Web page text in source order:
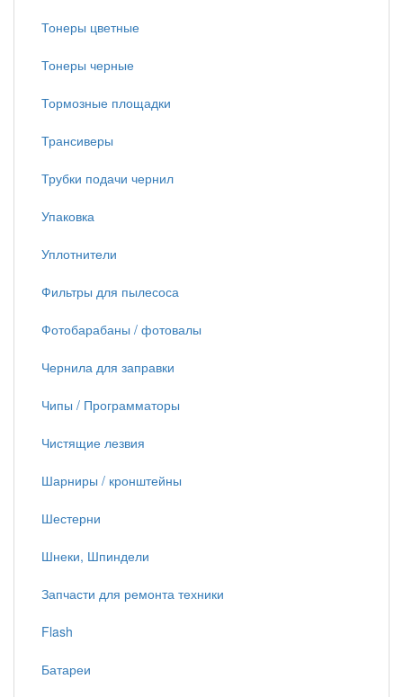
Тонеры цветные
Тонеры черные
Тормозные площадки
Трансиверы
Трубки подачи чернил
Упаковка
Уплотнители
Фильтры для пылесоса
Фотобарабаны / фотовалы
Чернила для заправки
Чипы / Программаторы
Чистящие лезвия
Шарниры / кронштейны
Шестерни
Шнеки, Шпиндели
Запчасти для ремонта техники
Flash
Батареи